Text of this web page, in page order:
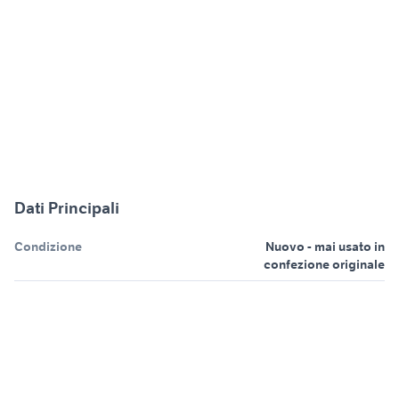
Dati Principali
Condizione
Nuovo - mai usato in
confezione originale